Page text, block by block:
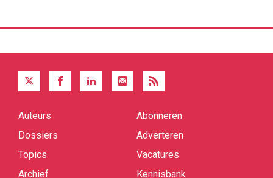
Quick
Auteurs
Dossiers
Topics
Archief
Abonneren
Adverteren
Vacatures
Kennisbank